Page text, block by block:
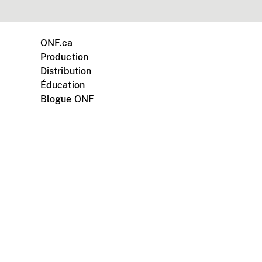
ONF.ca
Production
Distribution
Éducation
Blogue ONF